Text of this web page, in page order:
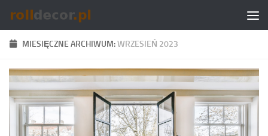
Skip to content
MIESIĘCZNE ARCHIWUM:WRZESIEŃ 2023